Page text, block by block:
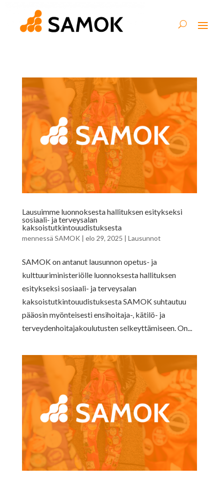
Lausuimme luonnoksesta hallituksen esitykseksi
sosiaali- ja terveysalan
kaksoistutkintouudistuksesta
mennessä SAMOK | elo 29, 2025 | Lausunnot
SAMOK on antanut lausunnon opetus- ja
kulttuuriministeriölle luonnoksesta hallituksen
esitykseksi sosiaali- ja terveysalan
kaksoistutkintouudistuksesta SAMOK suhtautuu
pääosin myönteisesti ensihoitaja-, kätilö- ja
terveydenhoitajakoulutusten selkeyttämiseen. On...